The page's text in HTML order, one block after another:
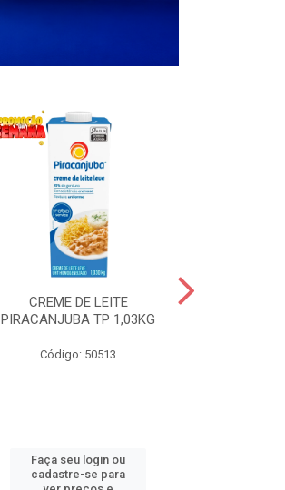
CREME DE LEITE
PIRACANJUBA TP 1,03KG
Código: 50513
Faça seu login ou
cadastre-se para